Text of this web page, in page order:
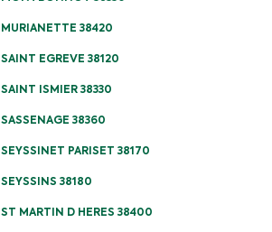
MURIANETTE 38420
SAINT EGREVE 38120
SAINT ISMIER 38330
SASSENAGE 38360
SEYSSINET PARISET 38170
SEYSSINS 38180
ST MARTIN D HERES 38400